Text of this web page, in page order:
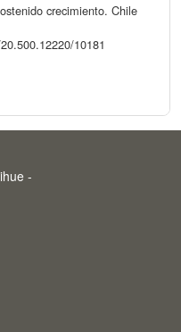
crecimiento. Chile
10181
-